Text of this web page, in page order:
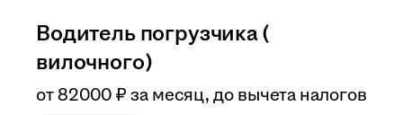
Водитель погрузчика (
вилочного)
от82 000 ₽ за месяц,до вычета налогов